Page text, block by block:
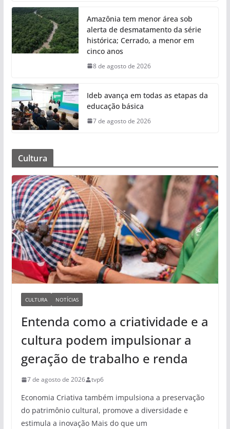
Amazônia tem menor área sob
alerta de desmatamento da série
histórica; Cerrado, a menor em
cinco anos
8 de agosto de 2026
Ideb avança em todas as etapas da
educação básica
7 de agosto de 2026
Cultura
CULTURA NOTÍCIAS
Entenda como a criatividade e a
cultura podem impulsionar a
geração de trabalho e renda
7 de agosto de 2026 tvp6
Economia Criativa também impulsiona a preservação
do patrimônio cultural, promove a diversidade e
estimula a inovação Mais do que um